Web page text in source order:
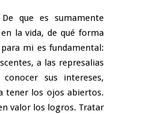
que es sumamente
la vida, de qué forma
mi es fundamental:
a las represalias
sus intereses,
tener los ojos abiertos.
valor los logros. Tratar